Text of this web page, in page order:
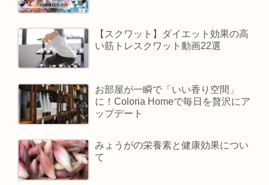
【スクワット】ダイエット効果の高
い筋トレスクワット動画22選
お部屋が一瞬で「いい香り空間」
に！Coloria Homeで毎日を贅沢にア
ップデート
みょうがの栄養素と健康効果につい
て